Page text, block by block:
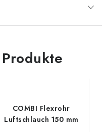
COMBI Flexrohr
Luftschlauch 150 mm